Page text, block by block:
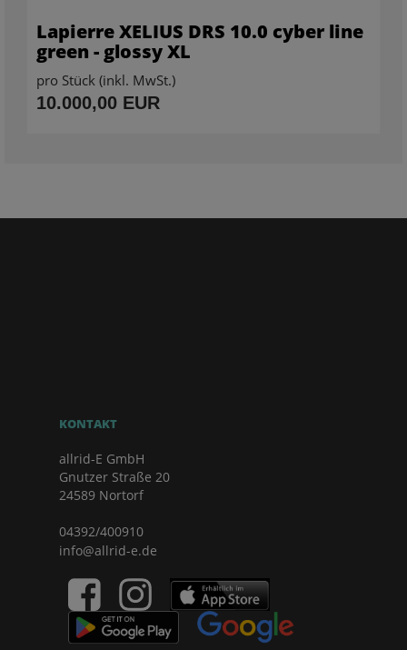
Lapierre XELIUS DRS 10.0 cyber line
green - glossy XL
pro Stück (inkl. MwSt.)
10.000,00 EUR
KONTAKT
allrid-E GmbH
Gnutzer Straße 20
24589 Nortorf
04392/400910
info@allrid-e.de